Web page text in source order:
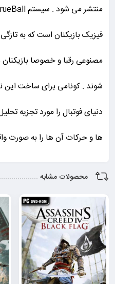
فیزیک بازیکنان است که به
مصنوعی رقبا و خصوصا بازیکنان
دنیای فوتبال را مورد تجزیه
ها و حرکات آن ها را به صورت
محصولات مشابه